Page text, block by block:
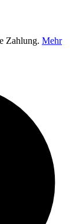
Zahlung. Mehr